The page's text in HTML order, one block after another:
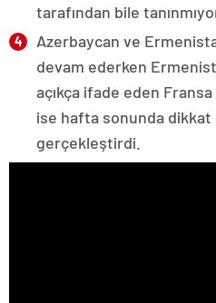
tarafından bile
Azerbaycan ve
devam ederken
açıkça ifade eden
ise hafta sonunda
gerçekleştirdi.